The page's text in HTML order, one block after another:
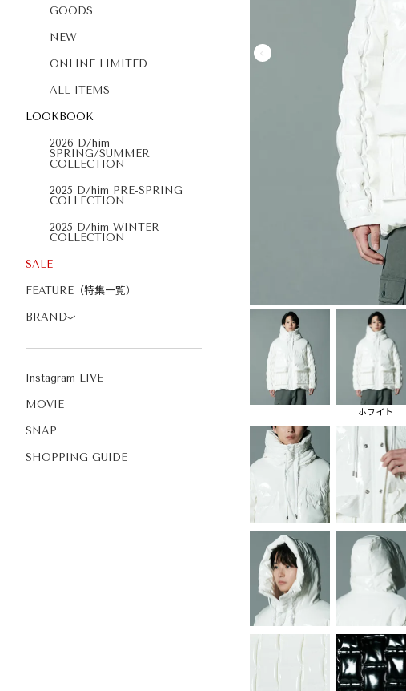
GOODS
NEW
ONLINE LIMITED
ALL ITEMS
LOOKBOOK
2026 D/him
SPRING/SUMMER
COLLECTION
2025 D/him PRE-SPRING
COLLECTION
2025 D/him WINTER
COLLECTION
SALE
FEATURE（特集一覧）
BRAND〉
Instagram LIVE
MOVIE
SNAP
SHOPPING GUIDE
ホワイト